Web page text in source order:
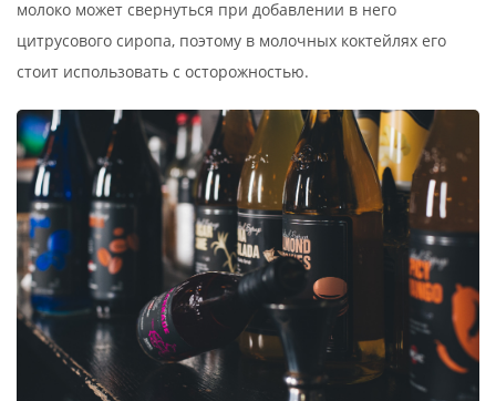
молоко может свернуться при добавлении в него
цитрусового сиропа, поэтому в молочных коктейлях его
стоит использовать с осторожностью.